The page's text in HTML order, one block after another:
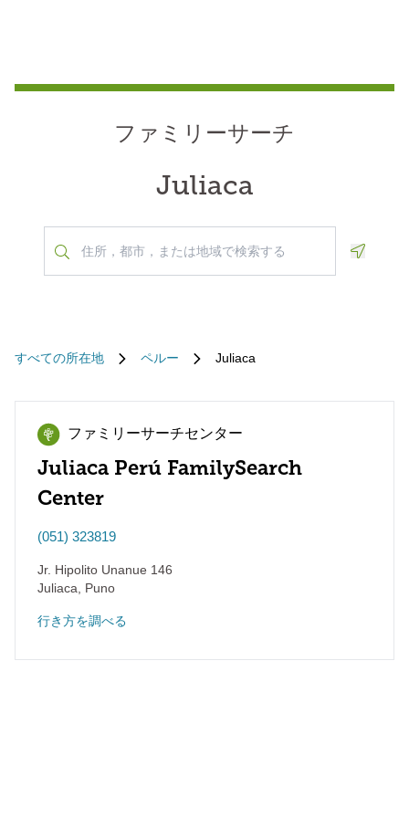
ファミリーサーチ
Juliaca
すべての所在地 ペルー Juliaca
ファミリーサーチセンター
Juliaca Perú FamilySearch
Center
(051) 323819
Jr. Hipolito Unanue 146
Juliaca
Puno
行き方を調べる